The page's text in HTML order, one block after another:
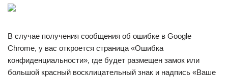
В случае получения сообщения об ошибке в Google
Chrome, у вас откроется страница «Ошибка
конфиденциальности», где будет размещен замок или
большой красный восклицательный знак и надпись «Ваше